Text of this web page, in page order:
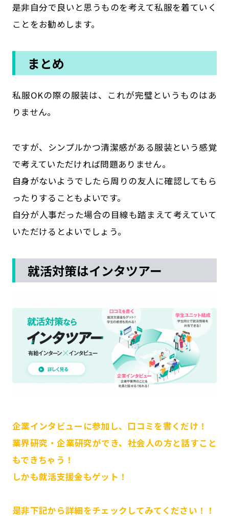
是非自分で良いと思うものを考えて私服を着ていく
ことをお勧めします。
まとめ
私服OKの際の服装は、これが完璧というものはあ
りません。
ですが、シンプルかつ清潔感がある服装という感覚
で考えていただければ問題ありません。
自身がないようでしたら周りの友人に確認してもら
ったりすることもよいです。
自分が人事だった場合の目線も踏まえて考えていて
いただけるとよいでしょう。
就活対策はインタツアー
企業インタビューに参加し、口コミを書くだけ！
業界研究・企業研究ができ、社会人の方と話すこと
もできちゃう！
しかも就活支援金もゲット！
是非下記から詳細をチェックしてみてください！！